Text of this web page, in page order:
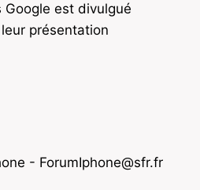
Google est divulgué
présentation
- ForumIphone@sfr.fr